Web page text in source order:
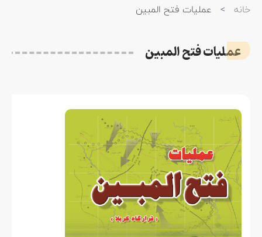
خانه > عملیات فتح المبین
عملیات فتح المبین